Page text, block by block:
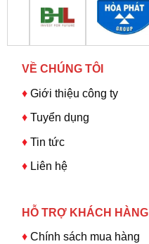
VỀ CHÚNG TÔI
♦ Giới thiệu công ty
♦Tuyển dụng
♦ Tin tức
♦ Liên hệ
HỖ TRỢ KHÁCH HÀNG
♦Chính sách mua hàng